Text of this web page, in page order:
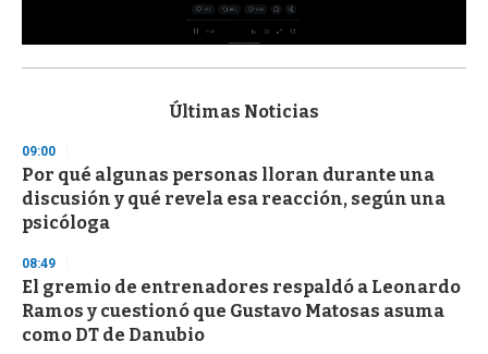
s
d
s
o
f
3
s
e
c
o
n
Últimas Noticias
09:00
Por qué algunas personas lloran durante una
discusión y qué revela esa reacción, según una
psicóloga
08:49
El gremio de entrenadores respaldó a Leonardo
Ramos y cuestionó que Gustavo Matosas asuma
como DT de Danubio